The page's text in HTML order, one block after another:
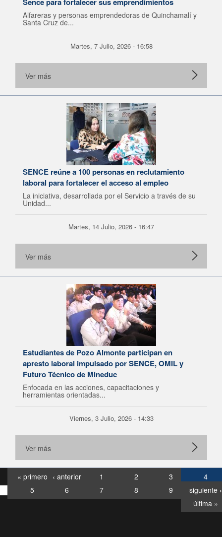
Alfareras y personas emprendedoras de Quinchamalí y
Santa Cruz de...
Martes, 7 Julio, 2026 - 16:58
Ver más
SENCE reúne a 100 personas en reclutamiento
laboral para fortalecer el acceso al empleo
La iniciativa, desarrollada por el Servicio a través de su
Unidad...
Martes, 14 Julio, 2026 - 16:47
Ver más
Estudiantes de Pozo Almonte participan en
apresto laboral impulsado por SENCE, OMIL y
Futuro Técnico de Mineduc
Enfocada en las acciones, capacitaciones y
herramientas orientadas...
Viernes, 3 Julio, 2026 - 14:33
Ver más
« primero ‹ anterior 1 2 3
4
5
6 7 8 9
siguiente ›
última »